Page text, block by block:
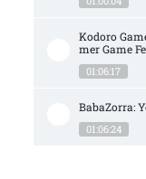
Kodoro
mer Game
01:06:17
BabaZorra:
01:06:24